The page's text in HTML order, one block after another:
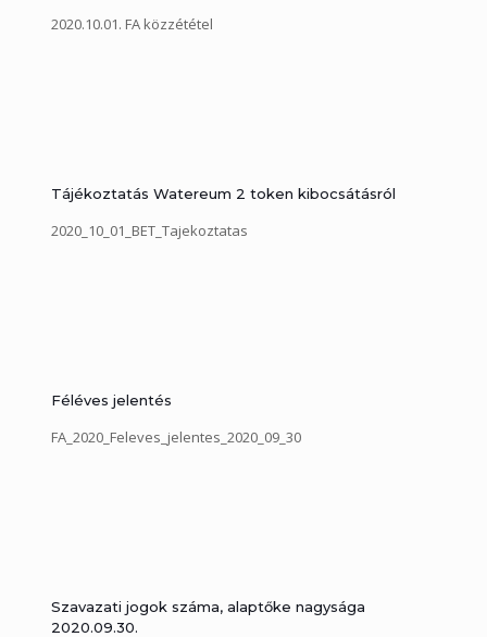
2020.10.01. FA közzététel
Tájékoztatás Watereum 2 token kibocsátásról
2020_10_01_BET_Tajekoztatas
Féléves jelentés
FA_2020_Feleves_jelentes_2020_09_30
Szavazati jogok száma, alaptőke nagysága
2020.09.30.